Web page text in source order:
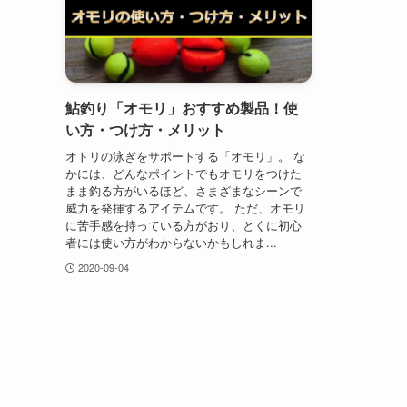
鮎釣り「オモリ」おすすめ製品！使
い方・つけ方・メリット
オトリの泳ぎをサポートする「オモリ」。 な
かには、どんなポイントでもオモリをつけた
まま釣る方がいるほど、さまざまなシーンで
威力を発揮するアイテムです。 ただ、オモリ
に苦手感を持っている方がおり、とくに初心
者には使い方がわからないかもしれま...
2020-09-04